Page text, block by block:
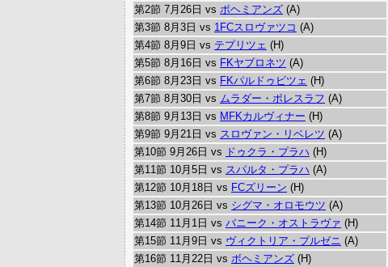
第2節 7月26日 vs ボヘミアンズ (A)
第3節 8月3日 vs 1FCスロヴァツコ (A)
第4節 8月9日 vs テプリツェ (H)
第5節 8月16日 vs FKヤブロネツ (A)
第6節 8月23日 vs FKパルドゥビツェ (H)
第7節 8月30日 vs ムラダー・ボレスラフ (A)
第8節 9月13日 vs MFKカルヴィナー (H)
第9節 9月21日 vs スロヴァン・リベレツ (A)
第10節 9月26日 vs ドゥクラ・プラハ (H)
第11節 10月5日 vs スパルタ・プラハ (A)
第12節 10月18日 vs FCズリーン (H)
第13節 10月26日 vs シグマ・オロモウツ (A)
第14節 11月1日 vs バニーク・オストラヴァ (H)
第15節 11月9日 vs ヴィクトリア・プルゼニ (A)
第16節 11月22日 vs ボヘミアンズ (H)